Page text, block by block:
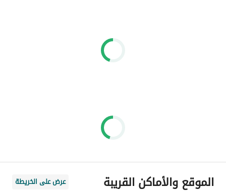
الموقع والأماكن القريبة عرض على الخريطة